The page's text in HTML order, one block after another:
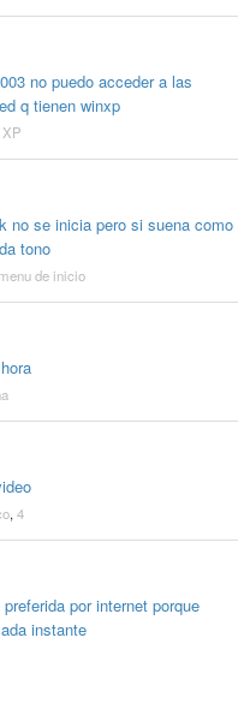
no puedo acceder a las
q tienen winxp
no se inicia pero si suena como
tono
de inicio
, 4
por internet porque
instante